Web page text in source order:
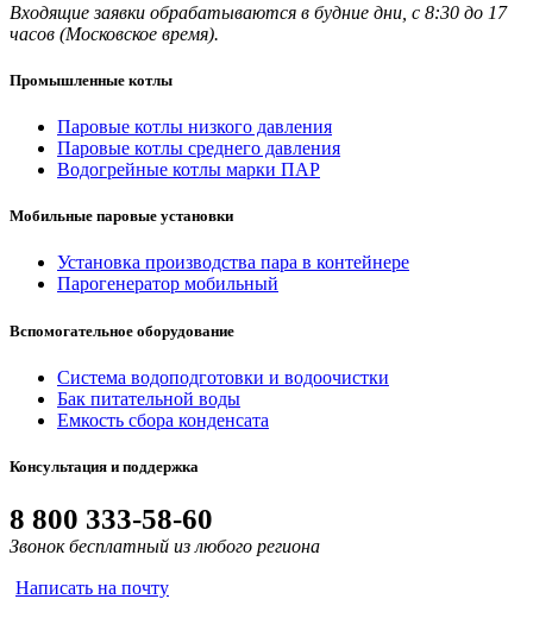
Входящие заявки обрабатываются в будние дни, с 8:30 до 17
часов (Московское время).
Промышленные котлы
Паровые котлы низкого давления
Паровые котлы среднего давления
Водогрейные котлы марки ПАР
Мобильные паровые установки
Установка производства пара в контейнере
Парогенератор мобильный
Вспомогательное оборудование
Система водоподготовки и водоочистки
Бак питательной воды
Емкость сбора конденсата
Консультация и поддержка
8 800 333-58-60
Звонок бесплатный из любого региона
Написать на почту